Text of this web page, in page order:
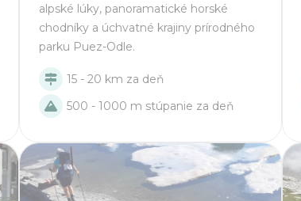
alpské lúky, panoramatické horské
chodníky a úchvatné krajiny prírodného
parku Puez-Odle.
15 - 20 km za deň
500 - 1000 m stúpanie za deň